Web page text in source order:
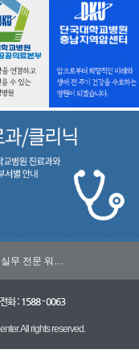
실무 전문 워…
화 : 1588 - 0063
All rights reserved.